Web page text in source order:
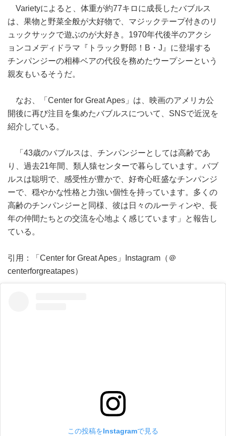
Varietyによると、体重が約77キロに成長したバブルス
は、果物と野菜全般が大好物で、マジックテープ付きのリ
ュックサックで遊ぶのが大好き。1970年代後半のアクシ
ョンコメディドラマ『トラック野郎！B・J』に登場する
チンパンジーの相棒ベアの代役を務めたウープシーという
親友もいるそうだ。
なお、「Center for Great Apes」は、映画のアメリカ公
開後に再び注目を集めたバブルスについて、SNSで近況を
紹介している。
「43歳のバブルスは、チンパンジーとしては高齢であ
り、過去21年間、類人猿センターで暮らしています。バブ
ルスは聡明で、感受性が豊かで、好奇心旺盛なチンパンジ
ーで、穏やかな性格と力強い個性を持っています。多くの
高齢のチンパンジーと同様、彼は日々のルーティンや、長
年の仲間たちとの交流を心地よく感じています」と報告し
ている。
引用：「Center for Great Apes」Instagram（＠
centerforgreatapes）
この投稿をInstagramで見る